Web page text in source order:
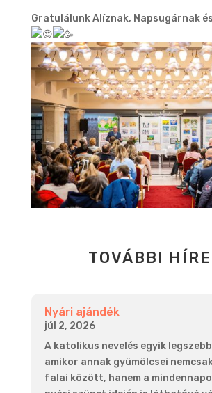
Gratulálunk Alíznak, Napsugárnak
TOVÁBBI
Nyári ajándék
júl 2, 2026
A katolikus nevelés egyik
amikor annak gyümölcsei
falai között, hanem a